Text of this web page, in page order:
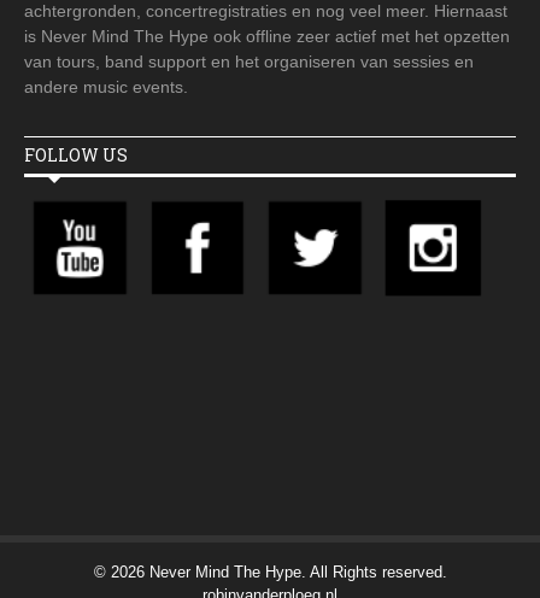
achtergronden, concertregistraties en nog veel meer. Hiernaast
is Never Mind The Hype ook offline zeer actief met het opzetten
van tours, band support en het organiseren van sessies en
andere music events.
FOLLOW US
© 2026 Never Mind The Hype. All Rights reserved.